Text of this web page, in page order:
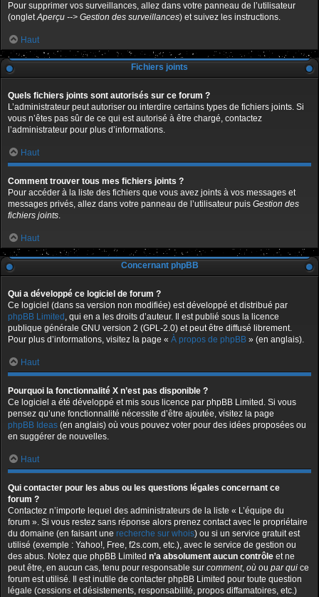
Pour supprimer vos surveillances, allez dans votre panneau de l’utilisateur
(ongletAperçu --> Gestion des surveillances) et suivez les instructions.
Haut
Fichiers joints
Quels fichiers joints sont autorisés sur ce forum ?
L’administrateur peut autoriser ou interdire certains types de fichiers joints. Si
vous n’êtes pas sûr de ce qui est autorisé à être chargé, contactez
l’administrateur pour plus d’informations.
Haut
Comment trouver tous mes fichiers joints ?
Pour accéder à la liste des fichiers que vous avez joints à vos messages et
messages privés, allez dans votre panneau de l’utilisateur puis Gestion des
fichiers joints.
Haut
Concernant phpBB
Qui a développé ce logiciel de forum ?
Ce logiciel (dans sa version non modifiée) est développé et distribué par
phpBB Limited , qui en a les droits d’auteur. Il est publié sous la licence
publique générale GNU version 2 (GPL-2.0) et peut être diffusé librement.
Pour plus d’informations, visitez la page « À propos de phpBB » (en anglais).
Haut
Pourquoi la fonctionnalité X n’est pas disponible ?
Ce logiciel a été développé et mis sous licence par phpBB Limited. Si vous
pensez qu’une fonctionnalité nécessite d’être ajoutée, visitez la page
phpBB Ideas (en anglais) où vous pouvez voter pour des idées proposées ou
en suggérer de nouvelles.
Haut
Qui contacter pour les abus ou les questions légales concernant ce
forum ?
Contactez n’importe lequel des administrateurs de la liste « L’équipe du
forum ». Si vous restez sans réponse alors prenez contact avec le propriétaire
du domaine (en faisant une recherche sur whois) ou si un service gratuit est
utilisé (exemple : Yahoo!, Free, f2s.com, etc.), avec le service de gestion ou
des abus. Notez que phpBB Limited n’a absolument aucun contrôle et ne
peut être, en aucun cas, tenu pour responsable sur comment, où ou par qui ce
forum est utilisé. Il est inutile de contacter phpBB Limited pour toute question
légale (cessions et désistements, responsabilité, propos diffamatoires, etc.)